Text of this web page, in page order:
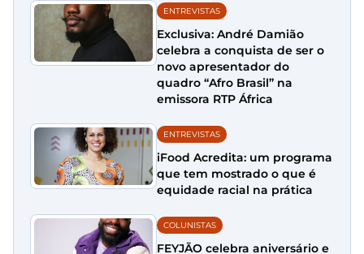
ENTREVISTAS
Exclusiva: André Damião
celebra a conquista de ser o
novo apresentador do
quadro “Afro Brasil” na
emissora RTP África
ENTREVISTAS
iFood Acredita: um programa
que tem mostrado o que é
equidade racial na prática
COLUNISTAS
FEYJÃO celebra aniversário e